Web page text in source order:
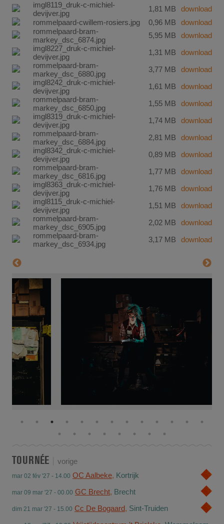
imgl8119_druk-c-michiel-
devijver.jpg
1,81 MB
download
rommelpaard-cwillem-rosiers.jpg
0,96 MB
download
rommelpaard-bram-
markey_dsc_6874.jpg
5,95 MB
download
imgl8227_druk-c-michiel-
devijver.jpg
1,31 MB
download
rommelpaard-bram-
markey_dsc_6880.jpg
3,77 MB
download
imgl8242_druk-c-michiel-
devijver.jpg
1,61 MB
download
rommelpaard-bram-
markey_dsc_6850.jpg
1,55 MB
download
imgl8319_druk-c-michiel-
devijver.jpg
1,74 MB
download
rommelpaard-bram-
markey_dsc_6884.jpg
2,81 MB
download
imgl8342_druk-c-michiel-
devijver.jpg
0,89 MB
download
rommelpaard-bram-
markey_dsc_6816.jpg
1,77 MB
download
imgl8363_druk-c-michiel-
devijver.jpg
1,76 MB
download
imgl8115_druk-c-michiel-
devijver.jpg
1,51 MB
download
rommelpaard-bram-
markey_dsc_6905.jpg
2,02 MB
download
rommelpaard-bram-
markey_dsc_6934.jpg
3,17 MB download
TOURNÉE vorige
mar 02 fév '27 - 14.00 OC Aalbeke, Kortrijk
mar 09 mar '27 - 00.00 GC Brecht, Brecht
dim 21 mar '27 - 15.00 Cc De Bogaard, Sint-Truiden